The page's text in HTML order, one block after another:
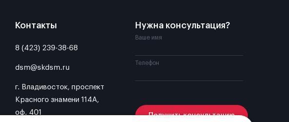
Контакты
8 (423) 239-38-68
dsm@skdsm.ru
г. Владивосток, проспект
Красного знамени 114А,
оф. 401
Нужна консультация?
Ваше имя
Телефон
Получить консультацию